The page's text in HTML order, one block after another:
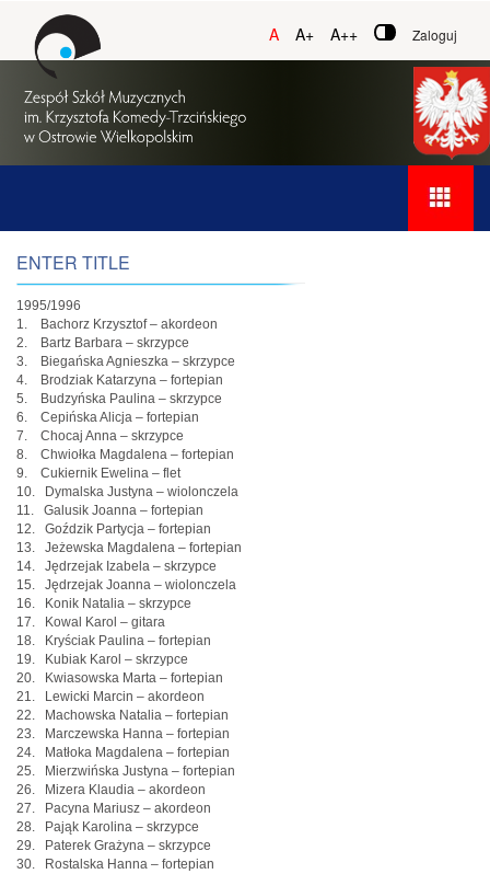
A A+ A++ Zaloguj
ENTER TITLE
1995/1996
1. Bachorz Krzysztof – akordeon
2. Bartz Barbara – skrzypce
3. Biegańska Agnieszka – skrzypce
4. Brodziak Katarzyna – fortepian
5. Budzyńska Paulina – skrzypce
6. Cepińska Alicja – fortepian
7. Chocaj Anna – skrzypce
8. Chwiołka Magdalena – fortepian
9. Cukiernik Ewelina – flet
10. Dymalska Justyna – wiolonczela
11. Galusik Joanna – fortepian
12. Goździk Partycja – fortepian
13. Jeżewska Magdalena – fortepian
14. Jędrzejak Izabela – skrzypce
15. Jędrzejak Joanna – wiolonczela
16. Konik Natalia – skrzypce
17. Kowal Karol – gitara
18. Kryściak Paulina – fortepian
19. Kubiak Karol – skrzypce
20. Kwiasowska Marta – fortepian
21. Lewicki Marcin – akordeon
22. Machowska Natalia – fortepian
23. Marczewska Hanna – fortepian
24. Matłoka Magdalena – fortepian
25. Mierzwińska Justyna – fortepian
26. Mizera Klaudia – akordeon
27. Pacyna Mariusz – akordeon
28. Pająk Karolina – skrzypce
29. Paterek Grażyna – skrzypce
30. Rostalska Hanna – fortepian